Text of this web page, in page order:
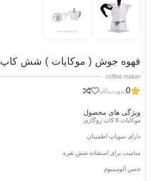
قهوه جوش ( موکاپات ) شش کاپ
coffee maker
0(بدون دیدگاه)
ویژگی های محصول
موکاپات 6 کاپ روگازی
دارای سوپاپ اطمینان
مناسب برای استفاده شش نفره
جنس آلومینیوم